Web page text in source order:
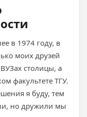
в 1974 году, в
моих друзей
столицы, а
факультете ТГУ.
я буду, тем
но дружили мы